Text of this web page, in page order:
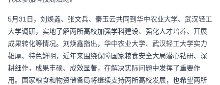
5月31日，刘焕鑫、张文兵、秦玉云共同到华中农业大学、武汉轻工
大学调研，实地了解两所高校加强学科建设、强化人才培养、开展
成果转化等情况。刘焕鑫指出，华中农业大学、武汉轻工大学实力
雄厚、特色鲜明，近年来围绕保障国家粮食安全大局潜心钻研、深
耕细作，成果丰硕、成效显著，在解决实际问题中发挥了重要作
用。国家粮食和物资储备局将继续支持两所高校发展，也希望两所